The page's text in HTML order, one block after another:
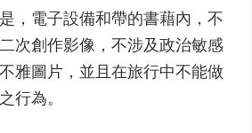
，電子設備和帶的書藉內，不
次創作影像，不涉及政治敏感
雅圖片，並且在旅行中不能做
行為。